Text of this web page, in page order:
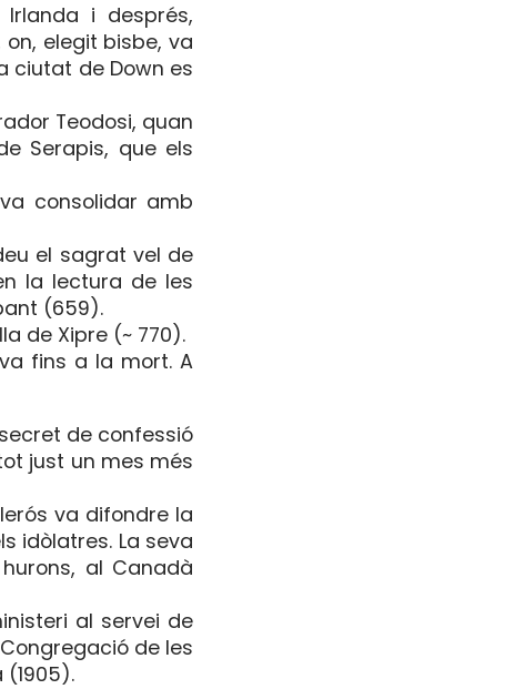
i després,
elegit bisbe, va
ciutat de Down es
Teodosi, quan
Serapis, que els
consolidar amb
el sagrat vel de
la lectura de les
(659).
de Xipre (~ 770).
fins a la mort. A
de confessió
just un mes més
va difondre la
idòlatres. La seva
al Canadà
al servei de
de les